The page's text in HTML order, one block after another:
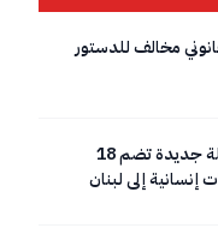
مخالف للدستور
الأردن يسيّر قافلة جديدة تضم 18
إلى لبنان